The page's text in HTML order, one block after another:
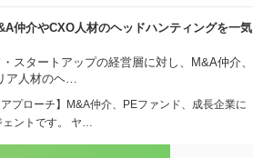
仲介やCXO人材のヘッドハンティングを一気
スタートアップの経営層に対し、M&A仲介、
ア人材のヘ…
プローチ】M&A仲介、PEファンド、成長企業に
ェントです。 ヤ…